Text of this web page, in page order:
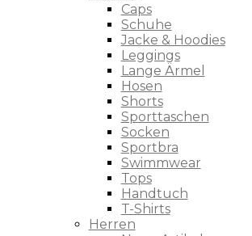
Caps
Schuhe
Jacke & Hoodies
Leggings
Lange Ärmel
Hosen
Shorts
Sporttaschen
Socken
Sportbra
Swimmwear
Tops
Handtuch
T-Shirts
Herren